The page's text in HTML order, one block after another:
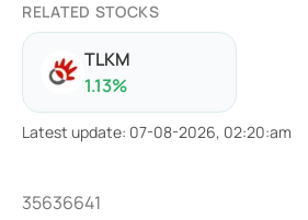
RELATED STOCKS
TLKM
1.13%
Latest update: 07-08-2026, 02:20:am
35636641